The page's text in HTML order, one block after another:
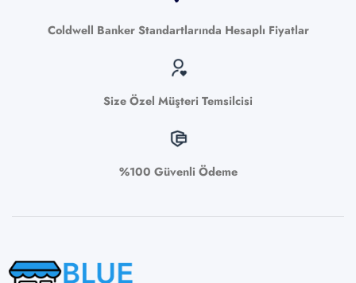
Coldwell Banker Standartlarında Hesaplı Fiyatlar
Size Özel Müşteri Temsilcisi
%100 Güvenli Ödeme